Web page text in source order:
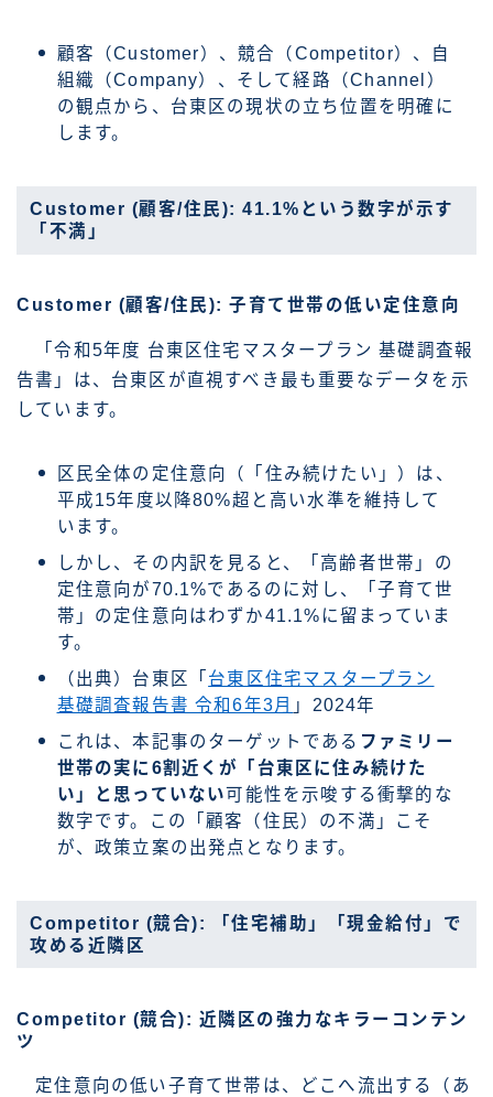
顧客（Customer）、競合（Competitor）、自
組織（Company）、そして経路（Channel）
の観点から、台東区の現状の立ち位置を明確に
します。
Customer (顧客/住民): 41.1%という数字が示す
「不満」
Customer (顧客/住民): 子育て世帯の低い定住意向
「令和5年度 台東区住宅マスタープラン 基礎調査報
告書」は、台東区が直視すべき最も重要なデータを示
しています。
区民全体の定住意向（「住み続けたい」）は、
平成15年度以降80%超と高い水準を維持して
います。
しかし、その内訳を見ると、「高齢者世帯」の
定住意向が70.1%であるのに対し、「子育て世
帯」の定住意向はわずか41.1%に留まっていま
す。
（出典）台東区「 台東区住宅マスタープラン
基礎調査報告書 令和6年3月 」2024年
これは、本記事のターゲットである ファミリー
世帯の実に6割近くが「台東区に住み続けた
い」と思っていない可能性を示唆する衝撃的な
数字です。この「顧客（住民）の不満」こそ
が、政策立案の出発点となります。
Competitor (競合): 「住宅補助」「現金給付」で
攻める近隣区
Competitor (競合): 近隣区の強力なキラーコンテン
ツ
定住意向の低い子育て世帯は、どこへ流出する（あ